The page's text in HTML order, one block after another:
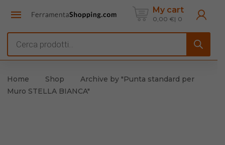
My cart
0,00 € 0
Home Shop
Archive by "Punta standard per
Muro STELLA BIANCA"